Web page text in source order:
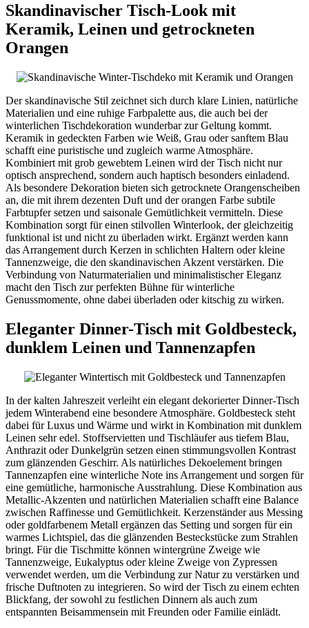
Skandinavischer Tisch-Look mit
Keramik, Leinen und getrockneten
Orangen
Der skandinavische Stil zeichnet sich durch klare Linien, natürliche
Materialien und eine ruhige Farbpalette aus, die auch bei der
winterlichen Tischdekoration wunderbar zur Geltung kommt.
Keramik in gedeckten Farben wie Weiß, Grau oder sanftem Blau
schafft eine puristische und zugleich warme Atmosphäre.
Kombiniert mit grob gewebtem Leinen wird der Tisch nicht nur
optisch ansprechend, sondern auch haptisch besonders einladend.
Als besondere Dekoration bieten sich getrocknete Orangenscheiben
an, die mit ihrem dezenten Duft und der orangen Farbe subtile
Farbtupfer setzen und saisonale Gemütlichkeit vermitteln. Diese
Kombination sorgt für einen stilvollen Winterlook, der gleichzeitig
funktional ist und nicht zu überladen wirkt. Ergänzt werden kann
das Arrangement durch Kerzen in schlichten Haltern oder kleine
Tannenzweige, die den skandinavischen Akzent verstärken. Die
Verbindung von Naturmaterialien und minimalistischer Eleganz
macht den Tisch zur perfekten Bühne für winterliche
Genussmomente, ohne dabei überladen oder kitschig zu wirken.
Eleganter Dinner-Tisch mit Goldbesteck,
dunklem Leinen und Tannenzapfen
In der kalten Jahreszeit verleiht ein elegant dekorierter Dinner-Tisch
jedem Winterabend eine besondere Atmosphäre. Goldbesteck steht
dabei für Luxus und Wärme und wirkt in Kombination mit dunklem
Leinen sehr edel. Stoffservietten und Tischläufer aus tiefem Blau,
Anthrazit oder Dunkelgrün setzen einen stimmungsvollen Kontrast
zum glänzenden Geschirr. Als natürliches Dekoelement bringen
Tannenzapfen eine winterliche Note ins Arrangement und sorgen für
eine gemütliche, harmonische Ausstrahlung. Diese Kombination aus
Metallic-Akzenten und natürlichen Materialien schafft eine Balance
zwischen Raffinesse und Gemütlichkeit. Kerzenständer aus Messing
oder goldfarbenem Metall ergänzen das Setting und sorgen für ein
warmes Lichtspiel, das die glänzenden Besteckstücke zum Strahlen
bringt. Für die Tischmitte können wintergrüne Zweige wie
Tannenzweige, Eukalyptus oder kleine Zweige von Zypressen
verwendet werden, um die Verbindung zur Natur zu verstärken und
frische Duftnoten zu integrieren. So wird der Tisch zu einem echten
Blickfang, der sowohl zu festlichen Dinnern als auch zum
entspannten Beisammensein mit Freunden oder Familie einlädt.